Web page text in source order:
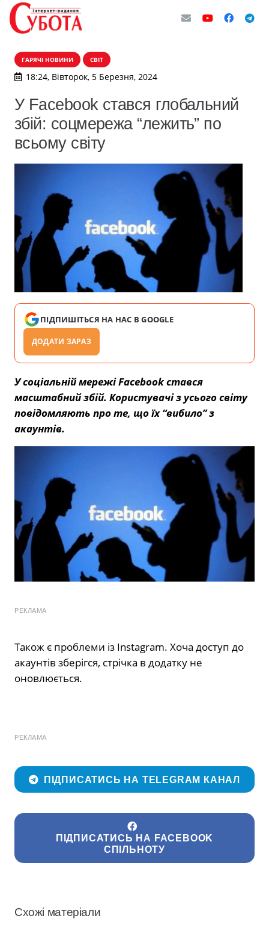
ГАРЯЧІ НОВИНИ СВІТ
18:24, Вівторок, 5 Березня, 2024
У Facebook стався глобальний
збій: соцмережа “лежить” по
всьому світу
ПІДПИШІТЬСЯ НА НАС В GOOGLE
ДОДАТИ ЗАРАЗ
У соціальній мережі Facebook стався
масштабний збій. Користувачі з усього світу
повідомляють про те, що їх “вибило” з
акаунтів.
РЕКЛАМА
Також є проблеми із Instagram. Хоча доступ до
акаунтів зберігся, стрічка в додатку не
оновлюється.
РЕКЛАМА
ПІДПИСАТИСЬ НА TELEGRAM КАНАЛ
ПІДПИСАТИСЬ НА FACEBOOK
СПІЛЬНОТУ
Схожі матеріали